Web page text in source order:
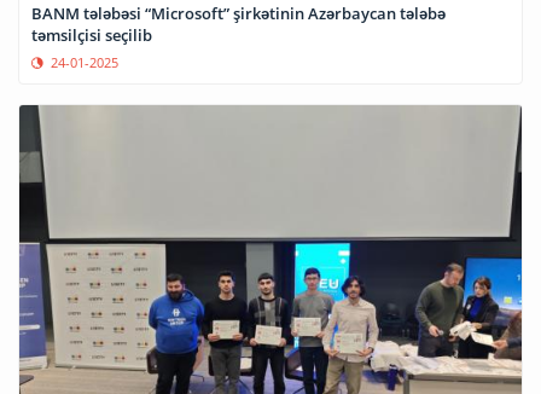
BANM tələbəsi “Microsoft” şirkətinin Azərbaycan tələbə
təmsilçisi seçilib
24-01-2025